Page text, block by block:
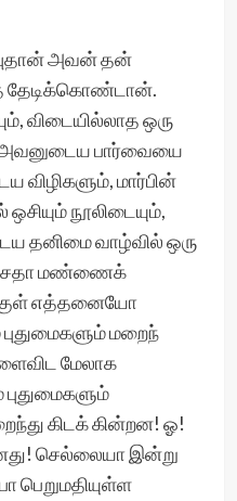
அவன் தன்
விடையில்லாத ஒரு
பார்வையை
விழிகளும், மார்பின்
நூலிடையும்,
தனிமை வாழ்வில் ஒரு
சதா மண்ணைக்
எத்தனையோ
மறைந்
மேலாக
கிடக் கின்றன! ஓ!
செல்லையா இன்று
பெறுமதியுள்ள